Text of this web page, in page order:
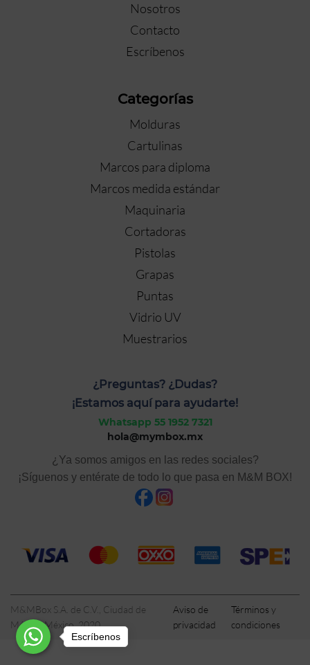
Nosotros
Contacto
Escríbenos
Categorías
Molduras
Cartulinas
Marcos para diploma
Marcos medida estándar
Maquinaria
Cortadoras
Pistolas
Grapas
Puntas
Vidrio UV
Muestrarios
¿Preguntas? ¿Dudas?
¡Estamos aquí para ayudarte!
Whatsapp 55 1952 7321
hola@mymbox.mx
¿Ya somos amigos en las redes sociales?
¡Síguenos y entérate de todo lo que pasa en M&M BOX!
M&MBox S.A. de C.V., Ciudad de
México, México, 2020
Aviso de
privacidad
Términos y
condiciones
Escríbenos